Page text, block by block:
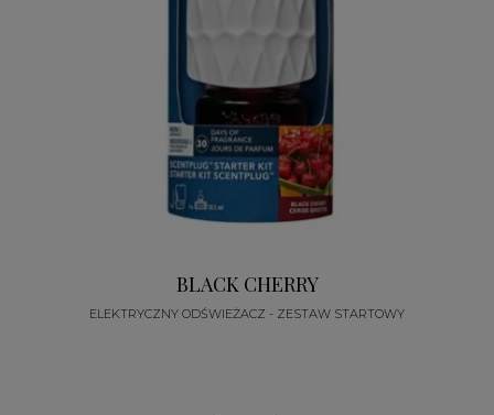
BLACK CHERRY
ELEKTRYCZNY ODŚWIEŻACZ - ZESTAW STARTOWY